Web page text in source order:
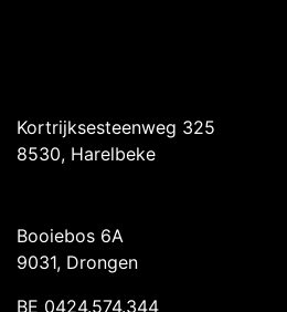
Kortrijksesteenweg 325
8530, Harelbeke
Booiebos 6A
9031, Drongen
BE 0424.574.344